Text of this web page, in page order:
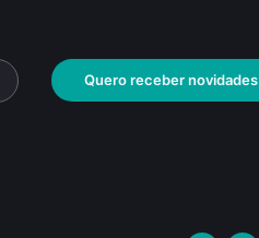
Quero receber novidades